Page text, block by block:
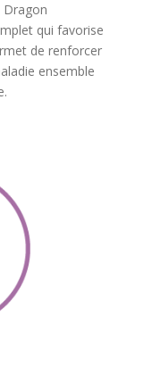
Dragon
qui favorise
de renforcer
ensemble